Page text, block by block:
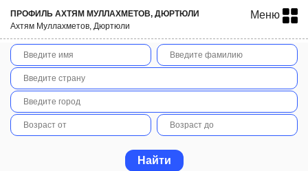
ПРОФИЛЬ АХТЯМ МУЛЛАХМЕТОВ, ДЮРТЮЛИ
Ахтям Муллахметов, Дюртюли
Меню